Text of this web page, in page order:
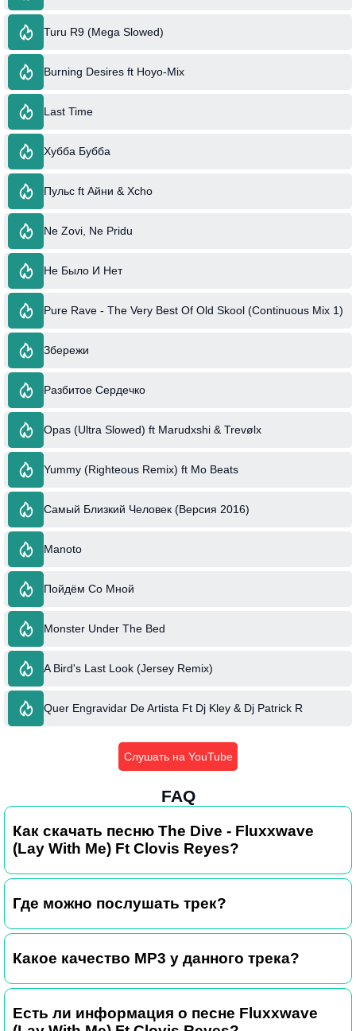
Turu R9 (Mega Slowed)
Burning Desires ft Hoyo-Mix
Last Time
Хубба Бубба
Пульс ft Айни & Xcho
Ne Zovi, Ne Pridu
Не Было И Нет
Pure Rave - The Very Best Of Old Skool (Continuous Mix 1)
Збережи
Разбитое Сердечко
Opas (Ultra Slowed) ft Marudxshi & Trevølx
Yummy (Righteous Remix) ft Mo Beats
Самый Близкий Человек (Версия 2016)
Manoto
Пойдём Со Мной
Monster Under The Bed
A Bird's Last Look (Jersey Remix)
Quer Engravidar De Artista Ft Dj Kley & Dj Patrick R
Слушать на YouTube
FAQ
Как скачать песню The Dive - Fluxxwave
(Lay With Me) Ft Clovis Reyes?
Где можно послушать трек?
Какое качество MP3 у данного трека?
Есть ли информация о песне Fluxxwave